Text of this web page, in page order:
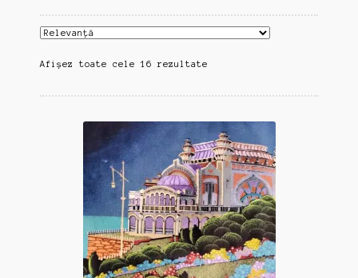
Afișez toate cele 16 rezultateSortat
cele
recente